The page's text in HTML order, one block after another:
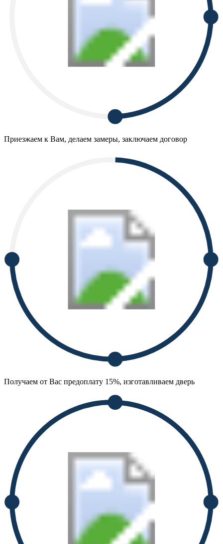
Приезжаем к Вам, делаем замеры, заключаем договор
Получаем от Вас предоплату 15%, изготавливаем дверь